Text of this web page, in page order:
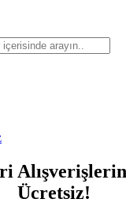
Ücretsiz!